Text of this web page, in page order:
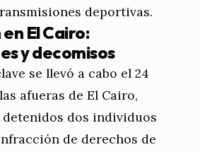
deportivas.
El Cairo:
y decomisos
se llevó a cabo el 24
afueras de El Cairo,
dos individuos
de derechos de